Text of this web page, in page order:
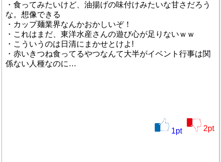
・食ってみたいけど、油揚げの味付けみたいな甘さだろう
な。想像できる
・カップ麺業界なんかおかしいぞ！
・これはまだ、東洋水産さんの遊び心が足りないｗｗ
・こういうのは日清にまかせとけよ!
・赤いきつね食ってるやつなんて大半がイベント行事は関
係ない人種なのに…
1pt 2pt